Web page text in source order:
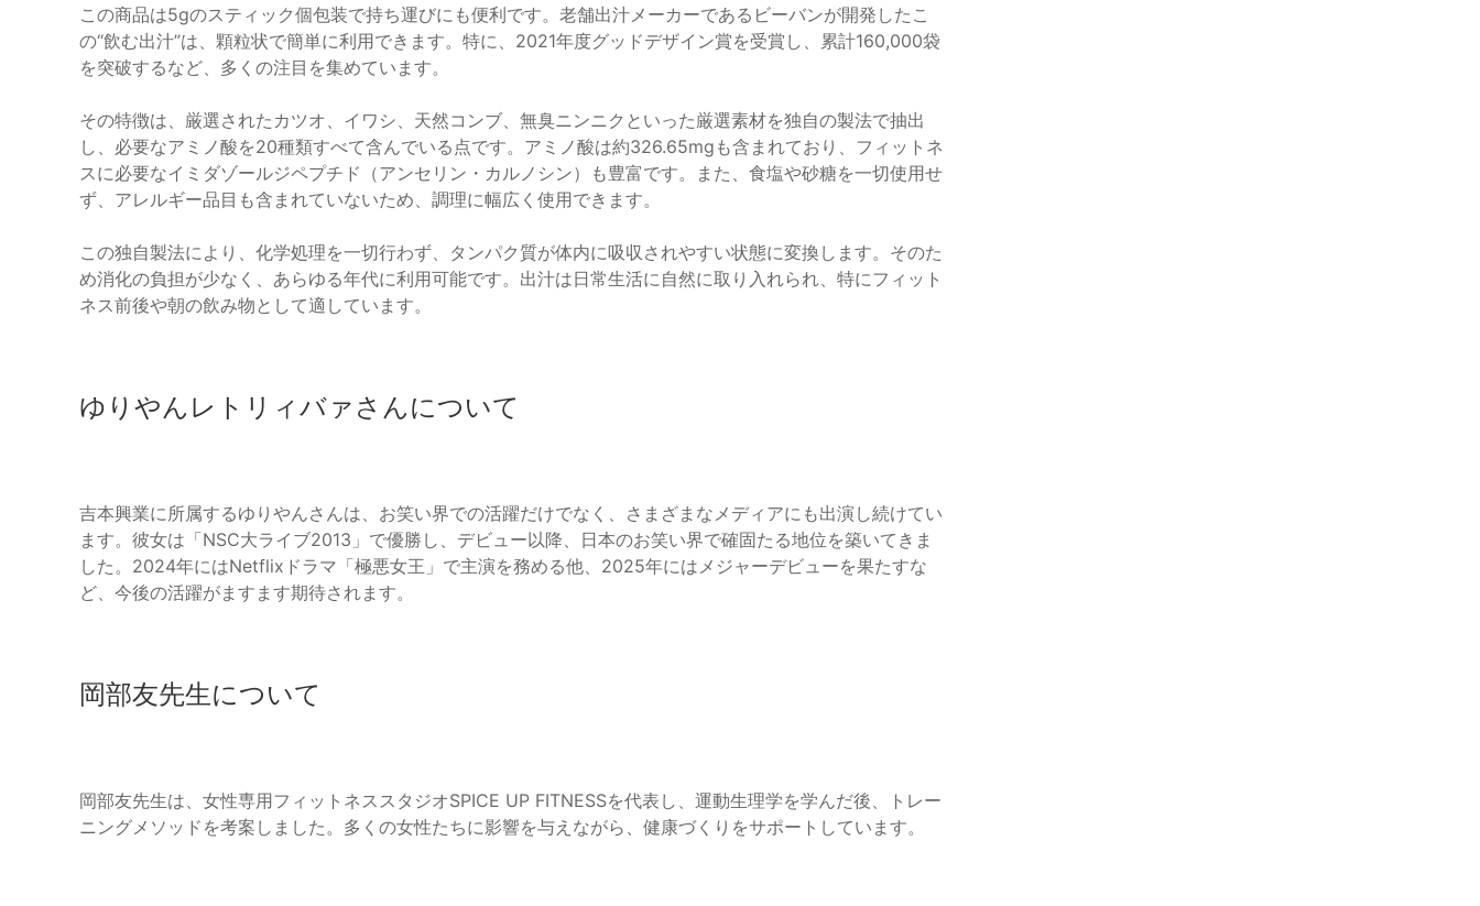
この商品は5gのスティック個包装で持ち運びにも便利です。老舗出汁メーカーであるビーバンが開発したこ
の“飲む出汁”は、顆粒状で簡単に利用できます。特に、2021年度グッドデザイン賞を受賞し、累計160,000袋
を突破するなど、多くの注目を集めています。
その特徴は、厳選されたカツオ、イワシ、天然コンブ、無臭ニンニクといった厳選素材を独自の製法で抽出
し、必要なアミノ酸を20種類すべて含んでいる点です。アミノ酸は約326.65mgも含まれており、フィットネ
スに必要なイミダゾールジペプチド（アンセリン・カルノシン）も豊富です。また、食塩や砂糖を一切使用せ
ず、アレルギー品目も含まれていないため、調理に幅広く使用できます。
この独自製法により、化学処理を一切行わず、タンパク質が体内に吸収されやすい状態に変換します。そのた
め消化の負担が少なく、あらゆる年代に利用可能です。出汁は日常生活に自然に取り入れられ、特にフィット
ネス前後や朝の飲み物として適しています。
ゆりやんレトリィバァさんについて
吉本興業に所属するゆりやんさんは、お笑い界での活躍だけでなく、さまざまなメディアにも出演し続けてい
ます。彼女は「NSC大ライブ2013」で優勝し、デビュー以降、日本のお笑い界で確固たる地位を築いてきま
した。2024年にはNetflixドラマ「極悪女王」で主演を務める他、2025年にはメジャーデビューを果たすな
ど、今後の活躍がますます期待されます。
岡部友先生について
岡部友先生は、女性専用フィットネススタジオSPICE UP FITNESSを代表し、運動生理学を学んだ後、トレー
ニングメソッドを考案しました。多くの女性たちに影響を与えながら、健康づくりをサポートしています。